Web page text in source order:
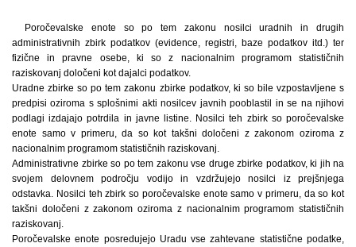
Poročevalske enote so po tem zakonu nosilci uradnih in drugih
administrativnih zbirk podatkov (evidence, registri, baze podatkov itd.) ter
fizične in pravne osebe, ki so z nacionalnim programom statističnih
raziskovanj določeni kot dajalci podatkov.
Uradne zbirke so po tem zakonu zbirke podatkov, ki so bile vzpostavljene s
predpisi oziroma s splošnimi akti nosilcev javnih pooblastil in se na njihovi
podlagi izdajajo potrdila in javne listine. Nosilci teh zbirk so poročevalske
enote samo v primeru, da so kot takšni določeni z zakonom oziroma z
nacionalnim programom statističnih raziskovanj.
Administrativne zbirke so po tem zakonu vse druge zbirke podatkov, ki jih na
svojem delovnem področju vodijo in vzdržujejo nosilci iz prejšnjega
odstavka. Nosilci teh zbirk so poročevalske enote samo v primeru, da so kot
takšni določeni z zakonom oziroma z nacionalnim programom statističnih
raziskovanj.
Poročevalske enote posredujejo Uradu vse zahtevane statistične podatke,